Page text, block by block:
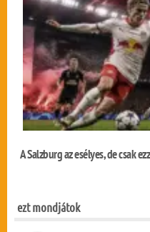
A Salzburg az esélyes, de csak
ezt mondjátok